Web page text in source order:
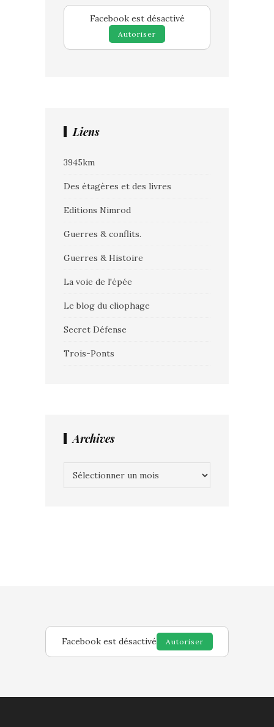
Facebook est désactivé
Autoriser
Liens
3945km
Des étagères et des livres
Editions Nimrod
Guerres & conflits.
Guerres & Histoire
La voie de l'épée
Le blog du cliophage
Secret Défense
Trois-Ponts
Archives
Facebook est désactivé Autoriser